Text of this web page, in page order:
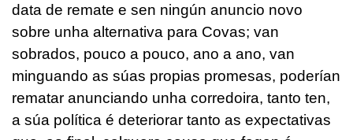
data de remate e sen ningún anuncio novo
sobre unha alternativa para Covas; van
sobrados, pouco a pouco, ano a ano, van
minguando as súas propias promesas, poderían
rematar anunciando unha corredoira, tanto ten,
a súa política é deteriorar tanto as expectativas